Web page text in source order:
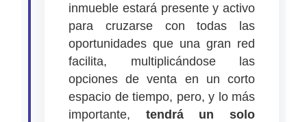
inmueble estará presente y activo
para cruzarse con todas las
oportunidades que una gran red
facilita, multiplicándose las
opciones de venta en un corto
espacio de tiempo, pero, y lo más
importante, tendrá un solo